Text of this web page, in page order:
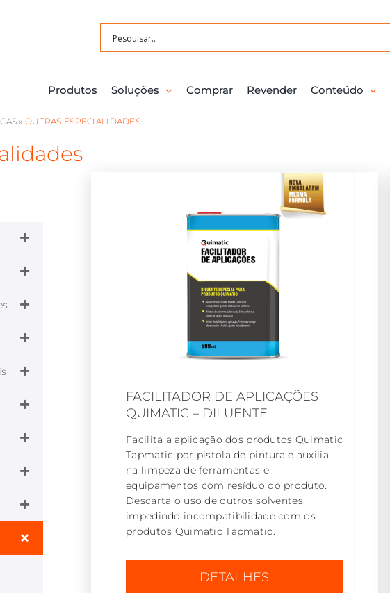
Produtos Soluções Comprar Revender Conteúdo
» OUTRAS ESPECIALIDADES
FACILITADOR DE APLICAÇÕES
QUIMATIC – DILUENTE
Facilita a aplicação dos produtos Quimatic
Tapmatic por pistola de pintura e auxilia
na limpeza de ferramentas e
equipamentos com resíduo do produto.
Descarta o uso de outros solventes,
impedindo incompatibilidade com os
produtos Quimatic Tapmatic.
DETALHES